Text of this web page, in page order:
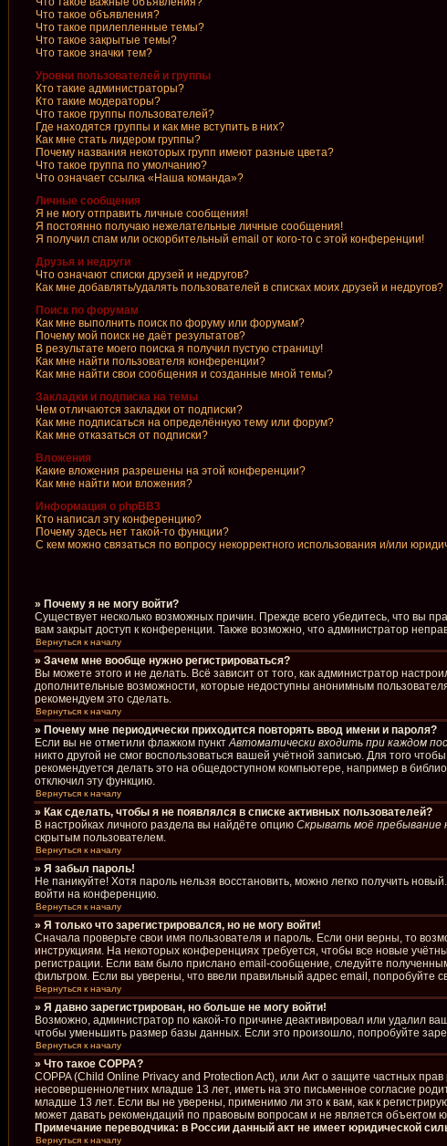
Что такое объявления?
Что такое прилепленные темы?
Что такое закрытые темы?
Что такое значки тем?
Уровни пользователей и группы
Кто такие администраторы?
Кто такие модераторы?
Что такое группы пользователей?
Где находятся группы и как мне вступить в них?
Как мне стать лидером группы?
Почему названия некоторых групп имеют разные цвета?
Что такое группа по умолчанию?
Что означает ссылка «Наша команда»?
Личные сообщения
Я не могу отправить личные сообщения!
Я постоянно получаю нежелательные личные сообщения!
Я получил спам или оскорбительный email от кого-то с этой конференции!
Друзья и недруги
Что означают списки друзей и недругов?
Как мне добавлять/удалять пользователей в списках моих друзей и недругов?
Поиск по форумам
Как мне выполнить поиск по форуму или форумам?
Почему мой поиск не даёт результатов?
В результате моего поиска я получил пустую страницу!
Как мне найти пользователя конференции?
Как мне найти свои сообщения и созданные мной темы?
Закладки и подписка на темы
Чем отличаются закладки от подписки?
Как мне подписаться на определённую тему или форум?
Как мне отказаться от подписки?
Вложения
Какие вложения разрешены на этой конференции?
Как мне найти мои вложения?
Информация о phpBB3
Кто написал эту конференцию?
Почему здесь нет такой-то функции?
С кем можно связаться по вопросу некорректного использования и/или
» Почему я не могу войти?
Существует несколько возможных причин. Прежде всего убедитесь, что вы
вам закрыт доступ к конференции. Также возможно, что администратор
Вернуться к началу
» Зачем мне вообще нужно регистрироваться?
Вы можете этого и не делать. Всё зависит от того, как администратор
дополнительные возможности, которые недоступны анонимным
рекомендуем это сделать.
Вернуться к началу
» Почему мне периодически приходится повторять ввод имени и пароля?
Если вы не отметили флажком пунктАвтоматически входить при каждом
никто другой не смог воспользоваться вашей учётной записью. Для того
рекомендуется делать это на общедоступном компьютере, например в
отключил эту функцию.
Вернуться к началу
» Как сделать, чтобы я не появлялся в списке активных пользователей?
В настройках личного раздела вы найдёте опцию Скрывать моё пребывание
скрытым пользователем.
Вернуться к началу
» Я забыл пароль!
Не паникуйте! Хотя пароль нельзя восстановить, можно легко получить
войти на конференцию.
Вернуться к началу
» Я только что зарегистрировался, но не могу войти!
Сначала проверьте свои имя пользователя и пароль. Если они верны, то
инструкциям. На некоторых конференциях требуется, чтобы все новые
регистрации. Если вам было прислано email-сообщение, следуйте
фильтром. Если вы уверены, что ввели правильный адрес email, попробуйте
Вернуться к началу
» Я давно зарегистрирован, но больше не могу войти!
Возможно, администратор по какой-то причине деактивировал или удалил
чтобы уменьшить размер базы данных. Если это произошло, попробуйте
Вернуться к началу
» Что такое COPPA?
COPPA (Child Online Privacy and Protection Act), или Акт о защите частных
несовершеннолетних младше 13 лет, иметь на это письменное согласие
младше 13 лет. Если вы не уверены, применимо ли это к вам, как к
может давать рекомендаций по правовым вопросам и не является объектом
Примечание переводчика: в России данный акт не имеет юридической
Вернуться к началу